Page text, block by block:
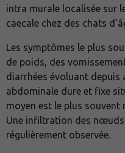
intra murale localisée sur
caecale chez des chats
Les symptômes le plus
de poids, des
diarrhées évoluant depuis
abdominale dure et fixe
moyen est le plus souvent
Une infiltration des
régulièrement observée.